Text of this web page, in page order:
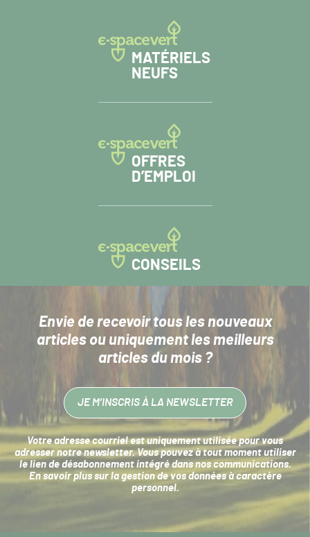
MATÉRIELS
NEUFS
OFFRES
D’EMPLOI
CONSEILS
Envie de recevoir tous les nouveaux
articlesou uniquement les meilleurs
articles du mois ?
JE M’INSCRIS À LA NEWSLETTER
Votre adresse courriel est uniquement utilisée pour vous
adresser notre newsletter. Vous pouvez à tout moment utiliser
le lien de désabonnement intégré dans nos communications.
En savoir plus sur la gestion de vos données à caractère
personnel.